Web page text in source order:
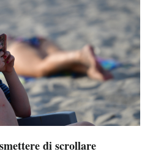
di scrollare